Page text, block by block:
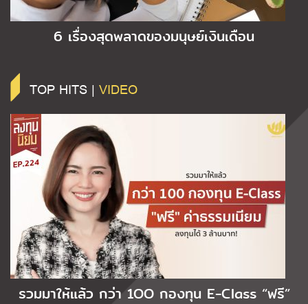
6 เรื่องสุดพลาดของมนุษย์เงินเดือน
TOP HITS | VIDEO
รวมมาให้แล้ว กว่า 1OO กองทุน E-Class “ฟรี”